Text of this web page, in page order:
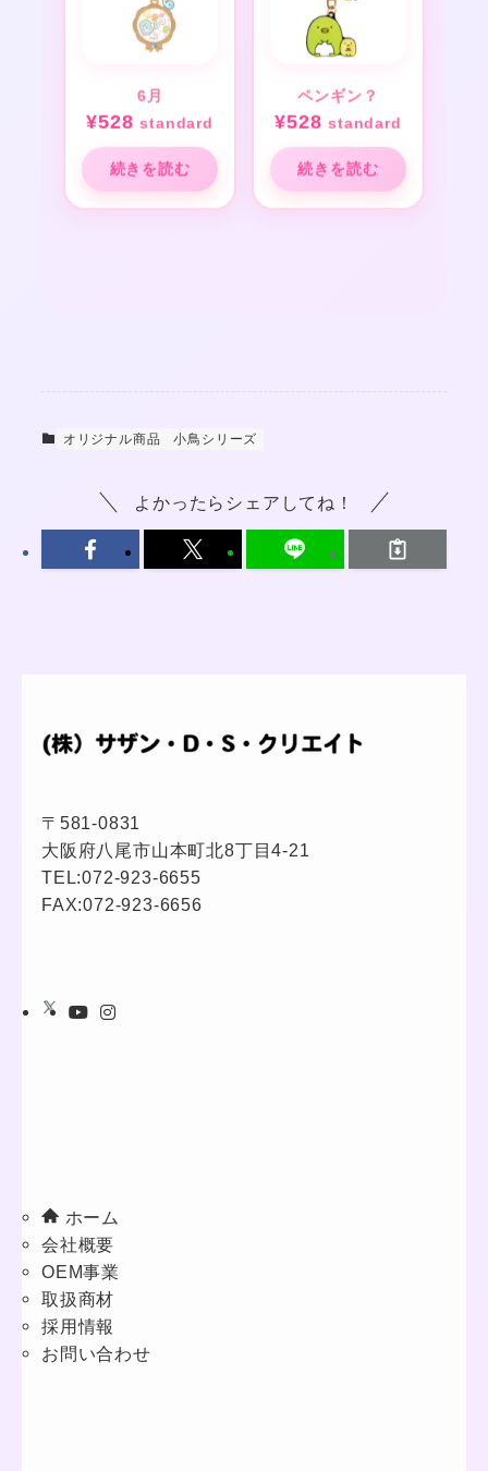
6月
¥528 standard
続きを読む
ペンギン？
¥528 standard
続きを読む
オリジナル商品 小鳥シリーズ
よかったらシェアしてね！
〒581-0831
大阪府八尾市山本町北8丁目4-21
TEL:072-923-6655
FAX:072-923-6656
ホーム
会社概要
OEM事業
取扱商材
採用情報
お問い合わせ